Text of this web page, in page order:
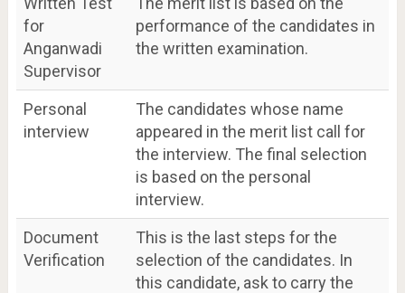
for
Anganwadi
Supervisor
performance of the candidates in
the written examination.
Personal
interview
The candidates whose name
appeared in the merit list call for
the interview. The final selection
is based on the personal
interview.
Document
Verification
This is the last steps for the
selection of the candidates. In
this candidate, ask to carry the